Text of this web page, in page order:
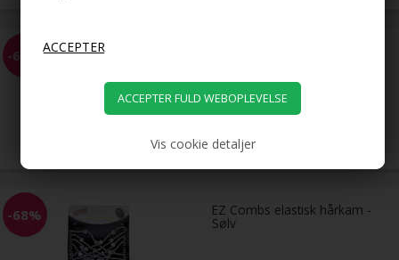
Vis cookie detaljer
-68%
19,00
-68% EZ Combs elastisk hårkam -
Sølv